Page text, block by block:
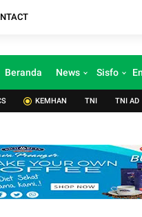
Beranda News Sisfo
KEMHAN TNI TNI AD